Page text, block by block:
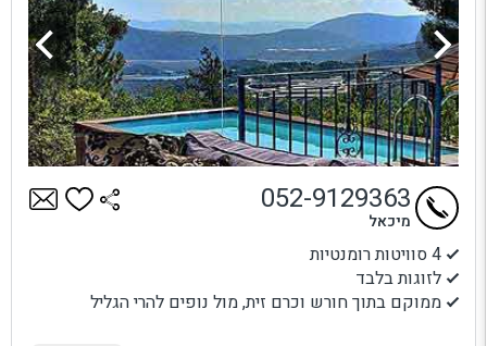
4 סוויטות רומנטיות
לזוגות בלבד
ממוקם בתוך חורש וכרם זית, מול נופים להרי הגליל
052-9129363
מיכאל